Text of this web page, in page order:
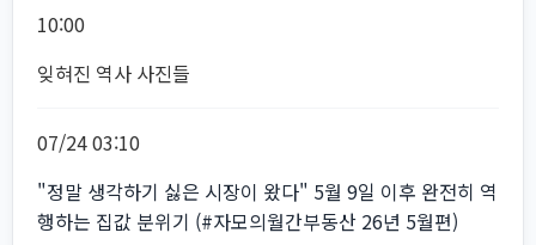
10:00
잊혀진 역사 사진들
07/24 03:10
"정말 생각하기 싫은 시장이 왔다" 5월 9일 이후 완전히 역
행하는 집값 분위기 (#자모의월간부동산 26년 5월편)